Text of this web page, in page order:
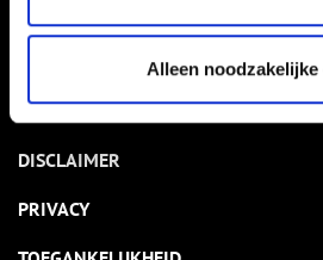
Alleen
NIEUWSBRIEF
DISCLAIMER
PRIVACY